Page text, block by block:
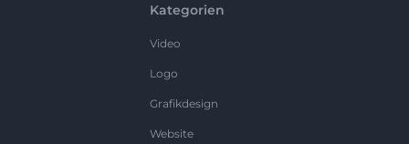
Kategorien
Video
Logo
Grafikdesign
Website